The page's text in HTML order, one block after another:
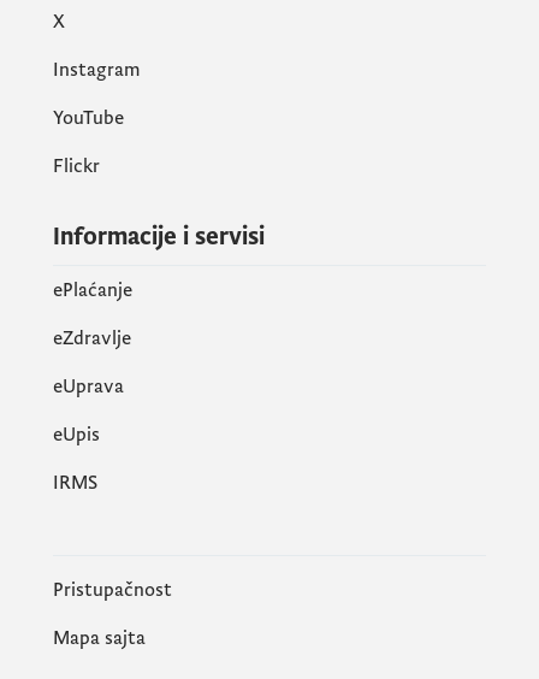
X
Instagram
YouTube
Flickr
Informacije i servisi
ePlaćanje
eZdravlje
eUprava
еUpis
IRMS
Pristupačnost
Mapa sajta